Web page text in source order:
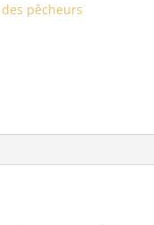
pêcheurs